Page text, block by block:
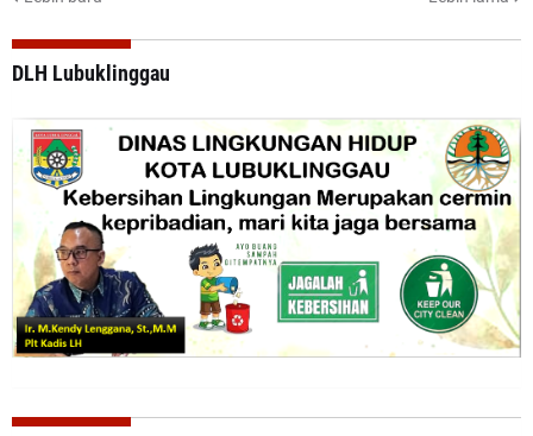
DLH Lubuklinggau